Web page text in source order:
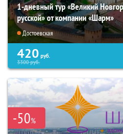
1-дневный тур «Великий
русской» от компании «Шарм»
Достоевская
420 руб.
3300руб.
-50%